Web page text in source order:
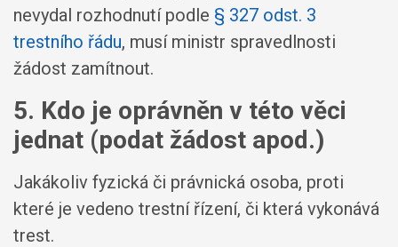
nevydal rozhodnutí podle § 327 odst. 3
trestního řádu, musí ministr spravedlnosti
žádost zamítnout.
5. Kdo je oprávněn v této věci
jednat (podat žádost apod.)
Jakákoliv fyzická či právnická osoba, proti
které je vedeno trestní řízení, či která vykonává
trest.